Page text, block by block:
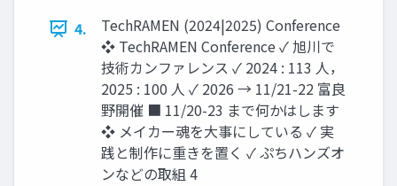
4.
TechRAMEN (2024|2025) Conference
❖ TechRAMEN Conference ✓ 旭川で
技術カンファレンス ✓ 2024 : 113 人，
2025 : 100 人 ✓ 2026 → 11/21-22 富良
野開催 ■ 11/20-23 まで何かはします
❖ メイカー魂を大事にしている ✓ 実
践と制作に重きを置く ✓ ぷちハンズオ
ンなどの取組 4